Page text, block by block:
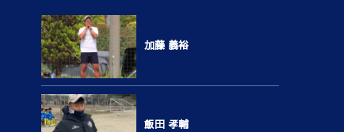
加藤 義裕
飯田 孝輔